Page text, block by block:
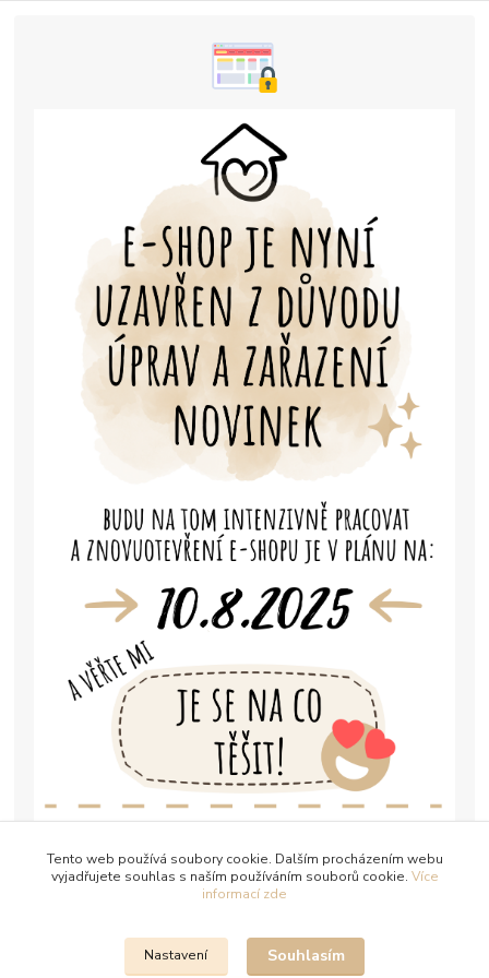
Tento web používá soubory cookie. Dalším procházením webu
vyjadřujete souhlas s naším používáním souborů cookie. Více
informací zde
Nastavení Souhlasím